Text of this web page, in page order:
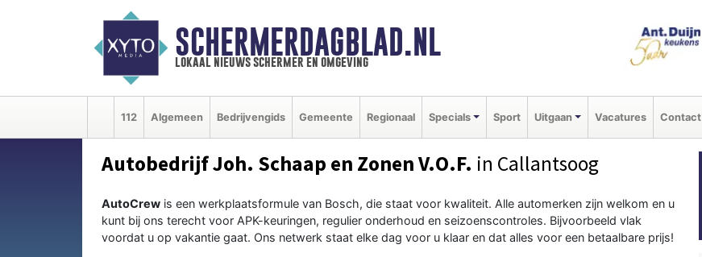
SCHERMERDAGBLAD.NL
lokaal nieuws schermer en omgeving
112 Algemeen Bedrijvengids Gemeente Regionaal Specials Sport Uitgaan Vacatures Contact
Autobedrijf Joh. Schaap en Zonen V.O.F. in Callantsoog
AutoCrew is een werkplaatsformule van Bosch, die staat voor kwaliteit. Alle automerken zijn welkom en u
kunt bij ons terecht voor APK-keuringen, regulier onderhoud en seizoenscontroles. Bijvoorbeeld vlak
voordat u op vakantie gaat. Ons netwerk staat elke dag voor u klaar en dat alles voor een betaalbare prijs!